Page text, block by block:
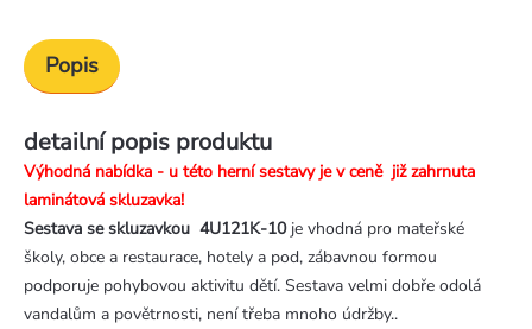
Popis
detailní popis produktu
Výhodná nabídka - u této herní sestavy je v ceně již zahrnuta
laminátová skluzavka!
Sestava se skluzavkou 4U121K-10je vhodná pro mateřské
školy, obce a restaurace, hotely a pod, zábavnou formou
podporuje pohybovou aktivitu dětí. Sestava velmi dobře odolá
vandalům a povětrnosti, není třeba mnoho údržby..